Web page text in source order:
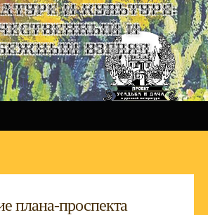
и культуре:
и
взгляд
плана-проспекта